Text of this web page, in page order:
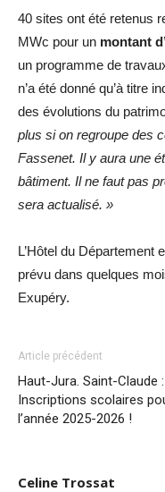
40 sites ont été retenus
MWc pour un montant
un programme de
n’a été donné qu’à titre
des évolutions du
plus si on regroupe des
Fassenet. Il y aura une
bâtiment. Il ne faut pas
sera actualisé. »
L’Hôtel du Département
prévu dans quelques
Exupéry.
Article précédent
Haut-Jura. Saint-Claude :
Inscriptions scolaires
l’année 2025-2026 !
Celine Trossat